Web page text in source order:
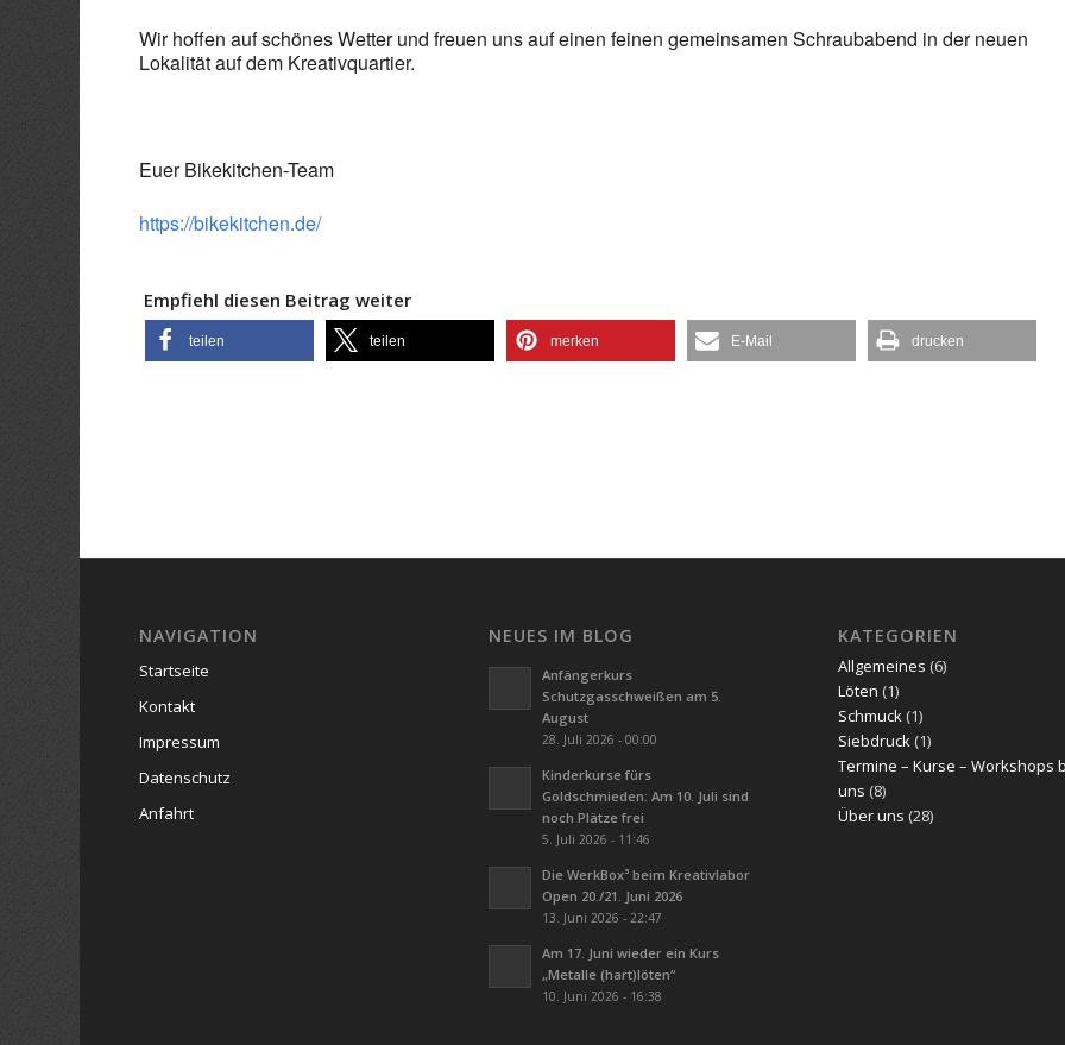
Wir hoffen auf schönes Wetter und freuen uns auf einen feinen gemeinsamen Schraubabend in der neuen
Lokalität auf dem Kreativquartier.
Euer Bikekitchen-Team
https://bikekitchen.de/
Empfiehl diesen Beitrag weiter
teilen teilen merken E-Mail drucken
NAVIGATION
Startseite
Kontakt
Impressum
Datenschutz
Anfahrt
NEUES IM BLOG
Anfängerkurs
Schutzgasschweißen am 5.
August
28. Juli 2026 - 00:00
Kinderkurse fürs
Goldschmieden: Am 10. Juli sind
noch Plätze frei
5. Juli 2026 - 11:46
Die WerkBox³ beim Kreativlabor
Open 20./21. Juni 2026
13. Juni 2026 - 22:47
Am 17. Juni wieder ein Kurs
„Metalle (hart)löten“
10. Juni 2026 - 16:38
KATEGORIEN
Allgemeines (6)
Löten (1)
Schmuck (1)
Siebdruck (1)
Termine – Kurse – Workshops
uns (8)
Über uns (28)